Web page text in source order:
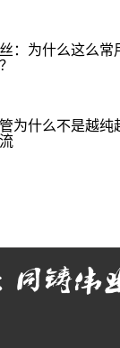
：为什么这么
为什么不是越